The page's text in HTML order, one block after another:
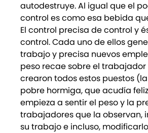
autodestruye. Al igual que el
control es como esa bebida
El control precisa de control y
control. Cada uno de ellos
trabajo y precisa nuevos
peso recae sobre el trabajador
crearon todos estos puestos
pobre hormiga, que acudía
empieza a sentir el peso y la
trabajadores que la observan,
su trabajo e incluso,